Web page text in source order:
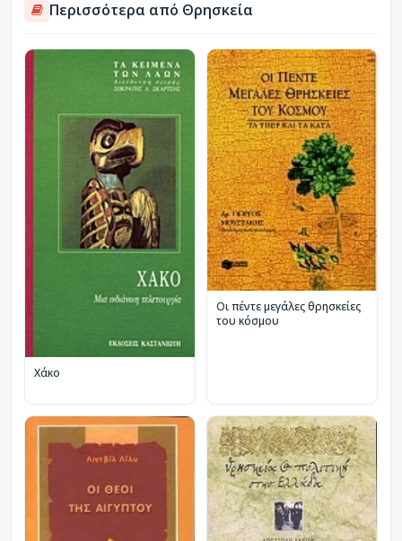
Περισσότερα από Θρησκεία
Χάκο
Οι πέντε μεγάλες θρησκείες
του κόσμου